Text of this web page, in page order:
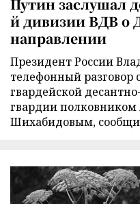
Путин заслушал
й дивизии ВДВ о
направлении
Президент России
телефонный
гвардейской
гвардии полковником
Шихабидовым,